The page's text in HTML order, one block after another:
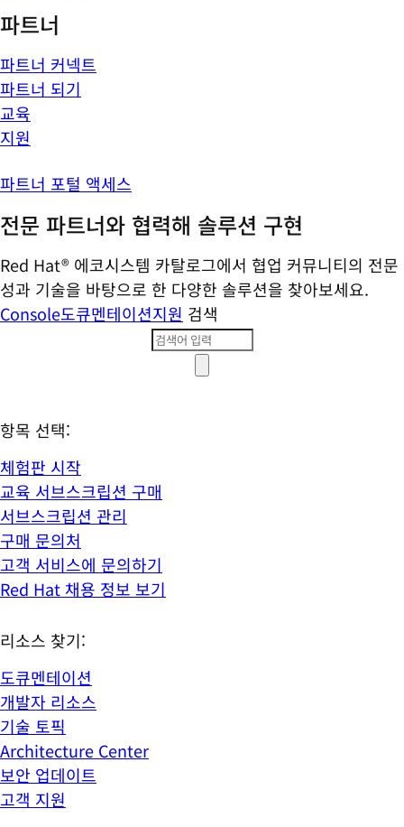
파트너
파트너 커넥트
파트너 되기
교육
지원
파트너 포털 액세스
전문 파트너와 협력해 솔루션 구현
Red Hat® 에코시스템 카탈로그에서 협업 커뮤니티의 전문
성과 기술을 바탕으로 한 다양한 솔루션을 찾아보세요.
Console도큐멘테이션지원 검색
항목 선택:
체험판 시작
교육 서브스크립션 구매
서브스크립션 관리
구매 문의처
고객 서비스에 문의하기
Red Hat 채용 정보 보기
리소스 찾기:
도큐멘테이션
개발자 리소스
기술 토픽
Architecture Center
보안 업데이트
고객 지원